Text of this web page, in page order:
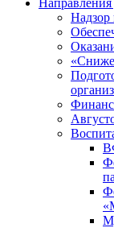
Направления
Надзор